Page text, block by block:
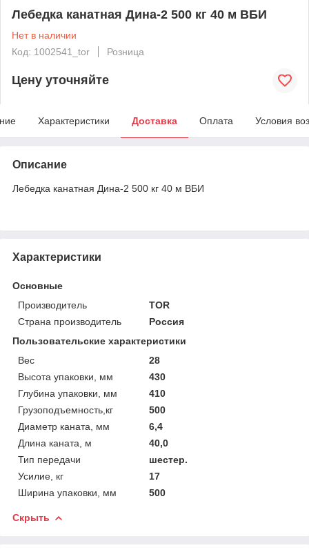
Лебедка канатная Дина-2 500 кг 40 м ВБИ
Нет в наличии
Код: 1002541_tor
Розница
Цену уточняйте
Характеристики Доставка Оплата Условия
Описание
Лебедка канатная Дина-2 500 кг 40 м ВБИ
Характеристики
Основные
Производитель
TOR
Страна производитель
Россия
Пользовательские характеристики
Вес
28
Высота упаковки, мм
430
Глубина упаковки, мм
410
Грузоподъемность,кг
500
Диаметр каната, мм
6,4
Длина каната, м
40,0
Тип передачи
шестер.
Усилие, кг
17
Ширина упаковки, мм
500
Скрыть